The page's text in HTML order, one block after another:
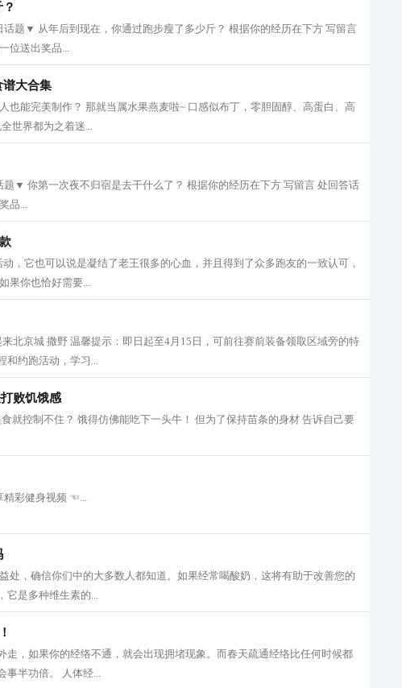
题▼ 从年后到现在，你通过跑步瘦了多少斤？ 根据你的经历在下方 写留言
位送出奖品...
谱大合集
也能完美制作？ 那就当属水果燕麦啦~ 口感似布丁，零胆固醇、高蛋白、高
世界都为之着迷...
▼ 你第一次夜不归宿是去干什么了？ 根据你的经历在下方 写留言 处回答话
品...
，它也可以说是凝结了老王很多的心血，并且得到了众多跑友的一致认可，
果你也恰好需要...
北京城 撒野 温馨提示：即日起至4月15日，可前往赛前装备领取区域旁的特
和约跑活动，学习...
败饥饿感
就控制不住？ 饿得仿佛能吃下一头牛！ 但为了保持苗条的身材 告诉自己要
精彩健身视频 ☜...
处，确信你们中的大多数人都知道。如果经常喝酸奶，这将有助于改善您的
它是多种维生素的...
走，如果你的经络不通，就会出现拥堵现象。而春天疏通经络比任何时候都
事半功倍。 人体经...